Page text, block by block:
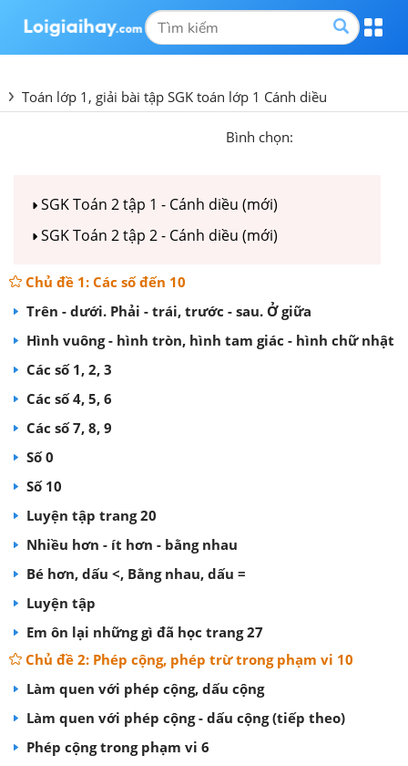
Toán lớp 1, giải bài tập SGK toán lớp 1 Cánh diều
Bình chọn:
SGK Toán 2 tập 1 - Cánh diều (mới)
SGK Toán 2 tập 2 - Cánh diều (mới)
Chủ đề 1: Các số đến 10
Trên - dưới. Phải - trái, trước - sau. Ở giữa
Hình vuông - hình tròn, hình tam giác - hình chữ nhật
Các số 1, 2, 3
Các số 4, 5, 6
Các số 7, 8, 9
Số 0
Số 10
Luyện tập trang 20
Nhiều hơn - ít hơn - bằng nhau
Bé hơn, dấu <, Bằng nhau, dấu =
Luyện tập
Em ôn lại những gì đã học trang 27
Chủ đề 2: Phép cộng, phép trừ trong phạm vi 10
Làm quen với phép cộng, dấu cộng
Làm quen với phép cộng - dấu cộng (tiếp theo)
Phép cộng trong phạm vi 6